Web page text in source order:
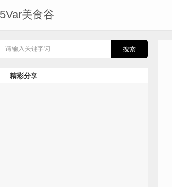
5Var美食谷
精彩分享